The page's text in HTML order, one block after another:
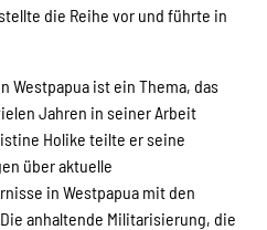
die Reihe vor und führte in
Westpapua ist ein Thema, das
Jahren in seiner Arbeit
Holike teilte er seine
über aktuelle
in Westpapua mit den
anhaltende Militarisierung, die